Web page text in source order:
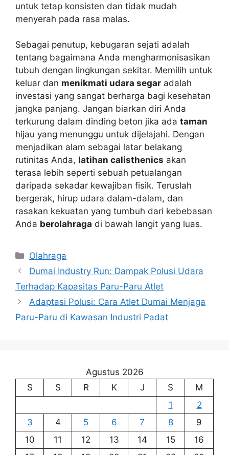
untuk tetap konsisten dan tidak mudah
menyerah pada rasa malas.
Sebagai penutup, kebugaran sejati adalah
tentang bagaimana Anda mengharmonisasikan
tubuh dengan lingkungan sekitar. Memilih untuk
keluar dan menikmati udara segar adalah
investasi yang sangat berharga bagi kesehatan
jangka panjang. Jangan biarkan diri Anda
terkurung dalam dinding beton jika ada taman
hijau yang menunggu untuk dijelajahi. Dengan
menjadikan alam sebagai latar belakang
rutinitas Anda, latihan calisthenics akan
terasa lebih seperti sebuah petualangan
daripada sekadar kewajiban fisik. Teruslah
bergerak, hirup udara dalam-dalam, dan
rasakan kekuatan yang tumbuh dari kebebasan
Anda berolahraga di bawah langit yang luas.
Kategori
Olahraga
Dumai Industry Run: Dampak Polusi Udara
Terhadap Kapasitas Paru-Paru Atlet
Adaptasi Polusi: Cara Atlet Dumai Menjaga
Paru-Paru di Kawasan Industri Padat
Agustus 2026
S
S R K J S
M
1
2
3
4 5 6 7 8
9
10
11 12 13 14 15
16